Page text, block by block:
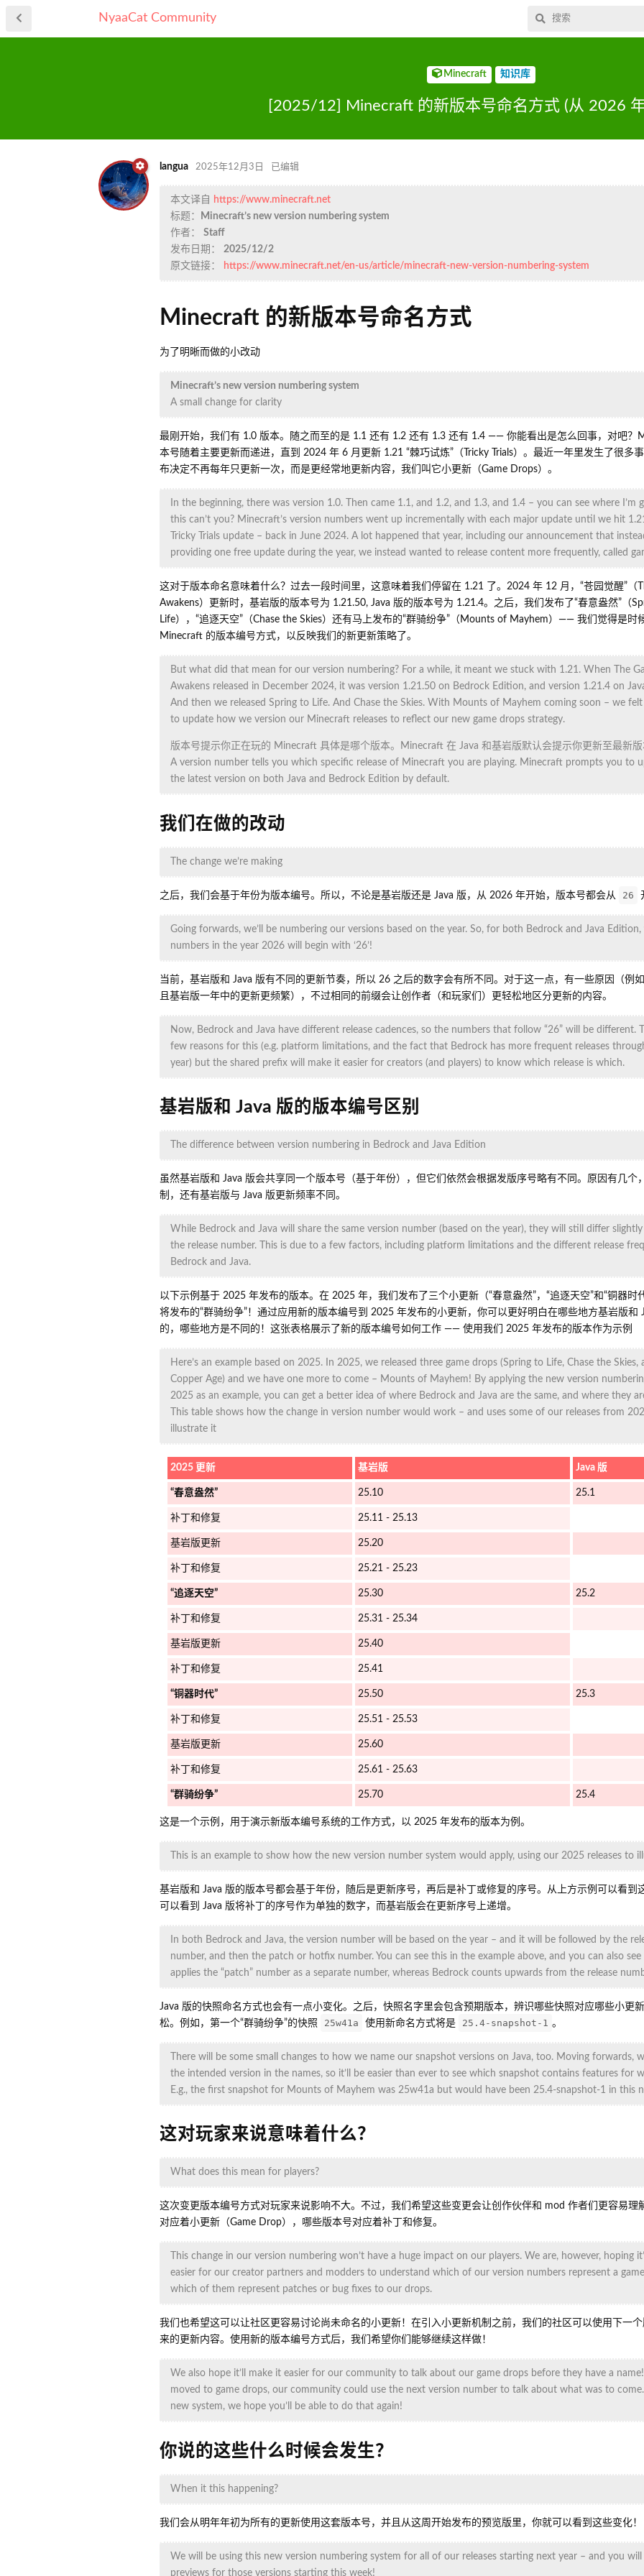
NyaaCat Community
Minecraft 知识库
[2025/12] Minecraft 的新版本号命名方式 (从 2026
langua 2025年12月3日 已编辑
本文译自
https://www.minecraft.net
标题：
Minecraft’s new version numbering system
作者： Staff
发布日期： 2025/12/2
原文链接：
https://www.minecraft.net/en-us/article/minecraft-new-version-numbering-system
Minecraft 的新版本号命名方式
为了明晰而做的小改动
Minecraft’s new version numbering system
A small change for clarity
最刚开始，我们有 1.0 版本。随之而至的是 1.1 还有 1.2 还有 1.3 还有 1.4 —— 你能看出是怎么回事，对吧？
本号随着主要更新而递进，直到 2024 年 6 月更新 1.21 “棘巧试炼”（Tricky Trials）。最近一年里发生了很多
布决定不再每年只更新一次，而是更经常地更新内容，我们叫它小更新（Game Drops）。
In the beginning, there was version 1.0. Then came 1.1, and 1.2, and 1.3, and 1.4 – you can see where I’m
this can’t you? Minecraft’s version numbers went up incrementally with each major update until we hit
Tricky Trials update – back in June 2024. A lot happened that year, including our announcement that
providing one free update during the year, we instead wanted to release content more frequently, called
这对于版本命名意味着什么？过去一段时间里，这意味着我们停留在 1.21 了。2024 年 12 月，“苍园觉醒”（
Awakens）更新时，基岩版的版本号为 1.21.50, Java 版的版本号为 1.21.4。之后，我们发布了“春意盎然”（
Life），“追逐天空”（Chase the Skies）还有马上发布的“群骑纷争”（Mounts of Mayhem）—— 我们觉得是时
Minecraft 的版本编号方式，以反映我们的新更新策略了。
But what did that mean for our version numbering? For a while, it meant we stuck with 1.21. When The
Awakens released in December 2024, it was version 1.21.50 on Bedrock Edition, and version 1.21.4 on
And then we released Spring to Life. And Chase the Skies. With Mounts of Mayhem coming soon – we
to update how we version our Minecraft releases to reflect our new game drops strategy.
版本号提示你正在玩的 Minecraft 具体是哪个版本。Minecraft 在 Java 和基岩版默认会提示你更新至最新版
A version number tells you which specific release of Minecraft you are playing. Minecraft prompts you to
the latest version on both Java and Bedrock Edition by default.
我们在做的改动
The change we’re making
之后，我们会基于年份为版本编号。所以，不论是基岩版还是 Java 版，从 2026 年开始，版本号都会从 26
Going forwards, we’ll be numbering our versions based on the year. So, for both Bedrock and Java Edition,
numbers in the year 2026 will begin with ‘26’!
当前，基岩版和 Java 版有不同的更新节奏，所以 26 之后的数字会有所不同。对于这一点，有一些原因（例
且基岩版一年中的更新更频繁），不过相同的前缀会让创作者（和玩家们）更轻松地区分更新的内容。
Now, Bedrock and Java have different release cadences, so the numbers that follow “26” will be different.
few reasons for this (e.g. platform limitations, and the fact that Bedrock has more frequent releases
year) but the shared prefix will make it easier for creators (and players) to know which release is which.
基岩版和 Java 版的版本编号区别
The difference between version numbering in Bedrock and Java Edition
虽然基岩版和 Java 版会共享同一个版本号（基于年份），但它们依然会根据发版序号略有不同。原因有几个
制，还有基岩版与 Java 版更新频率不同。
While Bedrock and Java will share the same version number (based on the year), they will still differ slightly
the release number. This is due to a few factors, including platform limitations and the different release
Bedrock and Java.
以下示例基于 2025 年发布的版本。在 2025 年，我们发布了三个小更新（“春意盎然”，“追逐天空”和“铜器时
将发布的“群骑纷争”！通过应用新的版本编号到 2025 年发布的小更新，你可以更好明白在哪些地方基岩版和
的，哪些地方是不同的！这张表格展示了新的版本编号如何工作 —— 使用我们 2025 年发布的版本作为示例
Here’s an example based on 2025. In 2025, we released three game drops (Spring to Life, Chase the Skies,
Copper Age) and we have one more to come – Mounts of Mayhem! By applying the new version
2025 as an example, you can get a better idea of where Bedrock and Java are the same, and where they
This table shows how the change in version number would work – and uses some of our releases from
illustrate it
2025 更新 基岩版 Java 版
“春意盎然” 25.10 25.1
补丁和修复 25.11 - 25.13
基岩版更新 25.20
补丁和修复 25.21 - 25.23
“追逐天空” 25.30 25.2
补丁和修复 25.31 - 25.34
基岩版更新 25.40
补丁和修复 25.41
“铜器时代” 25.50 25.3
补丁和修复 25.51 - 25.53
基岩版更新 25.60
补丁和修复 25.61 - 25.63
“群骑纷争” 25.70 25.4
这是一个示例，用于演示新版本编号系统的工作方式，以 2025 年发布的版本为例。
This is an example to show how the new version number system would apply, using our 2025 releases to
基岩版和 Java 版的版本号都会基于年份，随后是更新序号，再后是补丁或修复的序号。从上方示例可以看到
可以看到 Java 版将补丁的序号作为单独的数字，而基岩版会在更新序号上递增。
In both Bedrock and Java, the version number will be based on the year – and it will be followed by the
number, and then the patch or hotfix number. You can see this in the example above, and you can also see
applies the “patch” number as a separate number, whereas Bedrock counts upwards from the release
Java 版的快照命名方式也会有一点小变化。之后，快照名字里会包含预期版本，辨识哪些快照对应哪些小更
松。例如，第一个“群骑纷争”的快照
25w41a 使用新命名方式将是 25.4-snapshot-1 。
There will be some small changes to how we name our snapshot versions on Java, too. Moving forwards,
the intended version in the names, so it’ll be easier than ever to see which snapshot contains features for
E.g., the first snapshot for Mounts of Mayhem was 25w41a but would have been 25.4-snapshot-1 in this
这对玩家来说意味着什么？
What does this mean for players?
这次变更版本编号方式对玩家来说影响不大。不过，我们希望这些变更会让创作伙伴和 mod 作者们更容易理
对应着小更新（Game Drop），哪些版本号对应着补丁和修复。
This change in our version numbering won’t have a huge impact on our players. We are, however, hoping
easier for our creator partners and modders to understand which of our version numbers represent a
which of them represent patches or bug fixes to our drops.
我们也希望这可以让社区更容易讨论尚未命名的小更新！在引入小更新机制之前，我们的社区可以使用下一
来的更新内容。使用新的版本编号方式后，我们希望你们能够继续这样做！
We also hope it’ll make it easier for our community to talk about our game drops before they have a
moved to game drops, our community could use the next version number to talk about what was to
new system, we hope you’ll be able to do that again!
你说的这些什么时候会发生？
When it this happening?
我们会从明年年初为所有的更新使用这套版本号，并且从这周开始发布的预览版里，你就可以看到这些变化！
We will be using this new version numbering system for all of our releases starting next year – and you will
previews for those versions starting this week!